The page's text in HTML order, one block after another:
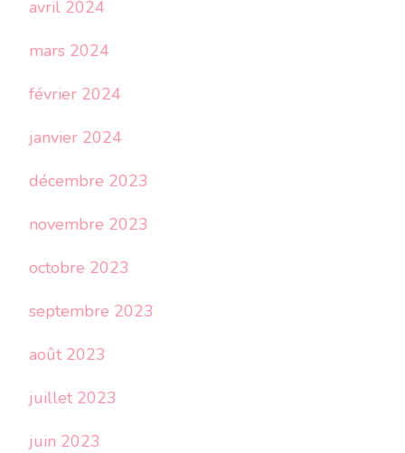
avril 2024
mars 2024
février 2024
janvier 2024
décembre 2023
novembre 2023
octobre 2023
septembre 2023
août 2023
juillet 2023
juin 2023